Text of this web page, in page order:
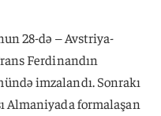
28-də – Avstriya-
Ferdinandın
imzalandı. Sonrakı
Almaniyada formalaşan